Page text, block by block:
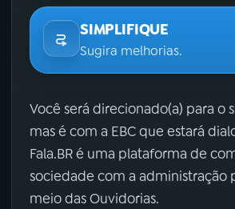
SIMPLIFIQUE
Sugira melhorias.
Você será direcionado(a) para o
mas é com a EBC que estará
Fala.BR é uma plataforma de
sociedade com a administração
meio das Ouvidorias.